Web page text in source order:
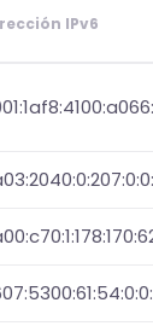
IPv6